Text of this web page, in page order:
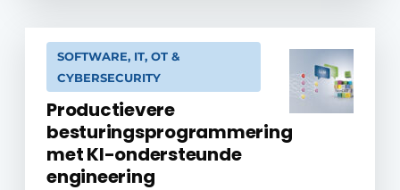
SOFTWARE, IT, OT &
CYBERSECURITY
Productievere
besturingsprogrammering
met KI-ondersteunde
engineering